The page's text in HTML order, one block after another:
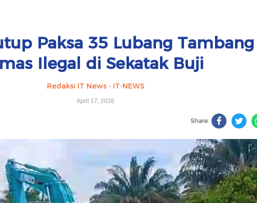
Paksa 35 Lubang Tambang
Ilegal di Sekatak Buji
Redaksi IT News - IT-NEWS
April 17, 2026
Share